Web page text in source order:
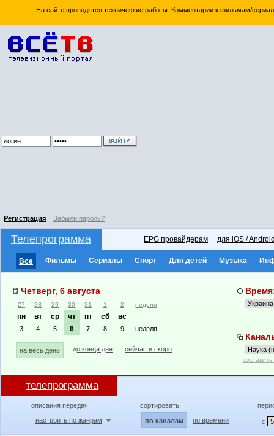
На сайте проводятся технические работы. Комментарии к фильмам/
Регистрация Забыли пароль?
Телепрограмма EPG провайдерам для iOS /
Все Фильмы Сериалы Спорт Для детей Музыка
Четверг, 6 августа
27 28 29 30 31 1 2 неделя
пн вт ср чт пт сб вс
3 4 5 6 7 8 9 неделя
на весь день до конца дня сейчас и скоро
телепрограмма
описания передач:
настроить по жанрам
сортировать:
по каналам по времени с